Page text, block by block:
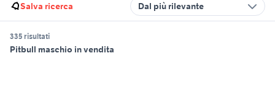
Salva ricerca Dal più rilevante
335 risultati
Pitbull maschio in vendita